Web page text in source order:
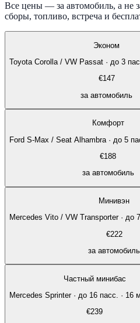
Все цены — за автомобиль, а не
сборы, топливо, встреча и
Эконом
Toyota Corolla / VW Passat · до 3
€147
за автомобиль
Комфорт
Ford S-Max / Seat Alhambra · до 5
€188
за автомобиль
Минивэн
Mercedes Vito / VW Transporter· до
€222
за автомобиль
Частный минибас
Mercedes Sprinter· до 16 пасс. · 16
€239